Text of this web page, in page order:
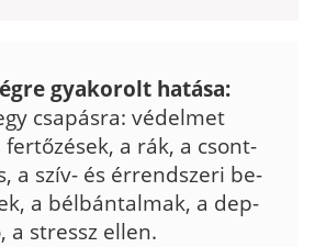
gyakorolt hatása:
csapásra: védelmet
a rák, a csont­
a szív- és érrendszeri be­
a bélbántalmak, a dep­
a stressz ellen.